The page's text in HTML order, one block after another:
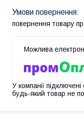
повернення товару
У компанії
будь-який товар не